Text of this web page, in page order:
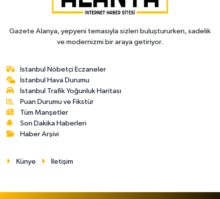
Gazete Alanya, yepyeni temasıyla sizleri buluştururken, sadelik
ve modernizmi bir araya getiriyor.
İstanbul Nöbetçi Eczaneler
İstanbul Hava Durumu
İstanbul Trafik Yoğunluk Haritası
Puan Durumu ve Fikstür
Tüm Manşetler
Son Dakika Haberleri
Haber Arşivi
Künye İletişim